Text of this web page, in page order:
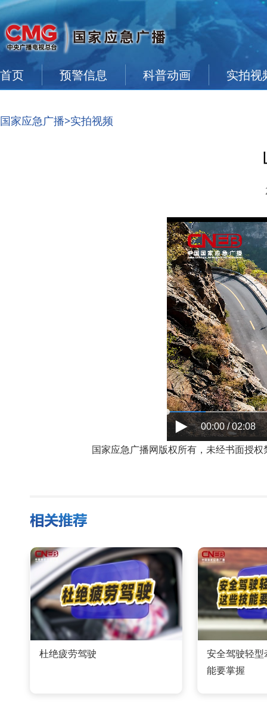
首页 预警信息 科普动画 实拍视
国家应急广播>实拍视频
00:00 / 02:08
国家应急广播网版权所有，未经书面授权
杜绝疲劳驾驶
安全驾驶轻
能要掌握